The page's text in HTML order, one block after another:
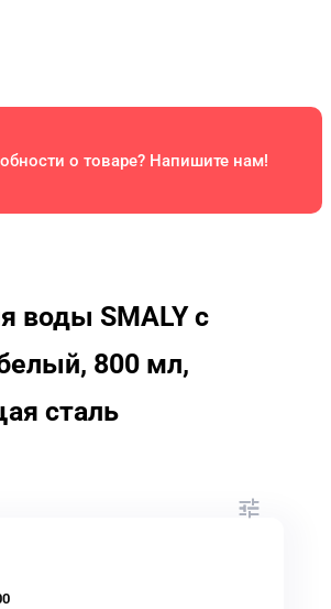
о товаре? Напишите нам!
воды SMALY с
800 мл,
сталь